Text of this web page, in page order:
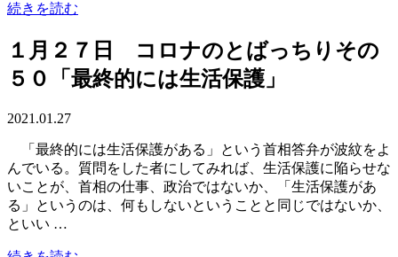
続きを読む
１月２７日 コロナのとばっちりその
５０「最終的には生活保護」
2021.01.27
「最終的には生活保護がある」という首相答弁が波紋をよ
んでいる。質問をした者にしてみれば、生活保護に陥らせな
いことが、首相の仕事、政治ではないか、「生活保護があ
る」というのは、何もしないということと同じではないか、
といい …